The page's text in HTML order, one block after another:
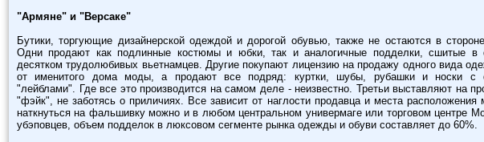
"Армяне" и "Версаке"
Бутики, торгующие дизайнерской одеждой и дорогой обувью, также не остаются в
Одни продают как подлинные костюмы и юбки, так и аналогичные подделки, сшитые в
десятком трудолюбивых вьетнамцев. Другие покупают лицензию на продажу одного вида
от именитого дома моды, а продают все подряд: куртки, шубы, рубашки и носки с
"лейблами". Где все это производится на самом деле - неизвестно. Третьи выставляют на
"фэйк", не заботясь о приличиях. Все зависит от наглости продавца и места расположения
наткнуться на фальшивку можно и в любом центральном универмаге или торговом центре
убэповцев, объем подделок в люксовом сегменте рынка одежды и обуви составляет до 60%.